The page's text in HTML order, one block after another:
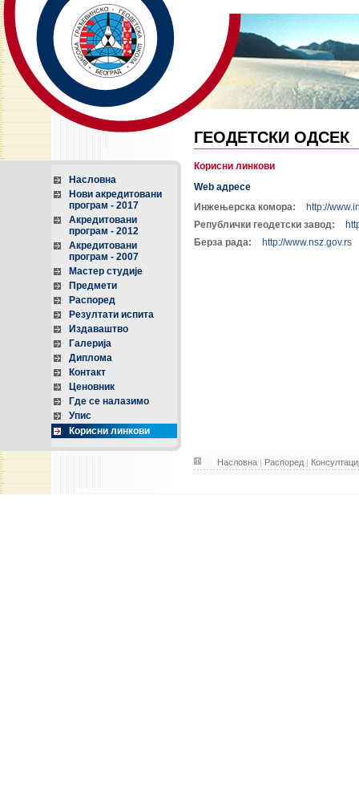
ГЕОДЕТСКИ ОДСЕК
Насловна
Нови акредитовани
програм - 2017
Акредитовани
програм - 2012
Акредитовани
програм - 2007
Мастер студије
Предмети
Распоред
Резултати испита
Издаваштво
Галерија
Диплома
Контакт
Ценовник
Где се налазимо
Упис
Корисни линкови
Корисни линкови
Web адресе
Инжењерска комора:
http://
Републички геодетски завод:
Берза рада:
http://www.nsz.gov.rs
Насловна| Распоред|